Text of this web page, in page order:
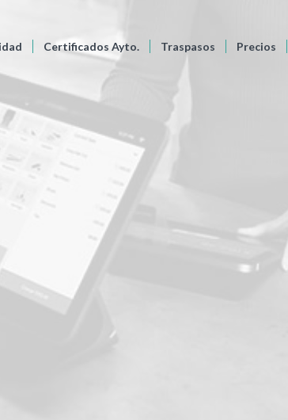
Certificados Ayto. Traspasos Precios
COMO RECREATIVAS